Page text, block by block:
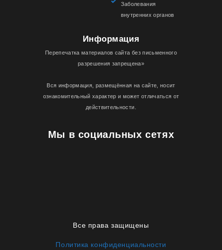
Мы в социальных сетях
Заболевания
внутренних органов
Информация
Перепечатка материалов сайта без письменного
разрешения запрещена»
Вся информация, размещённая на сайте, носит
ознакомительный характер и может отличаться от
действительности.
Все права защищены
Политика конфиденциальности